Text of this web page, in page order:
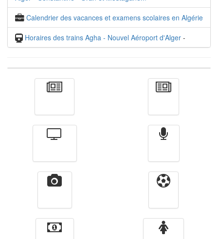
Calendrier des vacances et examens scolaires en Algérie
Horaires des trains Agha - Nouvel Aéroport d'Alger -